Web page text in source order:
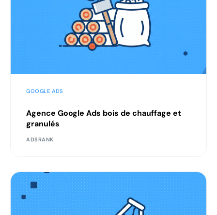
GOOGLE ADS
Agence Google Ads bois de chauffage et
granulés
ADSRANK